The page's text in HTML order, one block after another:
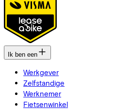
Ik ben een
Werkgever
Zelfstandige
Werknemer
Fietsenwinkel